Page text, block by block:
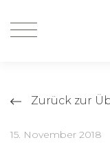
Zurück zur
15. November 2018